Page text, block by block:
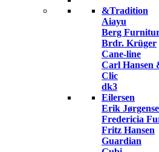
&Tradition
Aiayu
Berg
Brdr. Krüger
Cane-line
Carl Hansen
Clic
dk3
Eilersen
Erik
Fredericia
Fritz Hansen
Guardian